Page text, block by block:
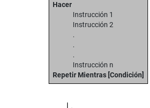
Hacer
Instrucción 1
Instrucción 2
.
.
.
Instrucción n
Repetir Mientras [Condición]